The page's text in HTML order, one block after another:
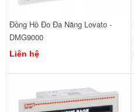
Đồng Hồ Đo Đa Năng Lovato -
DMG9000
Liên hệ